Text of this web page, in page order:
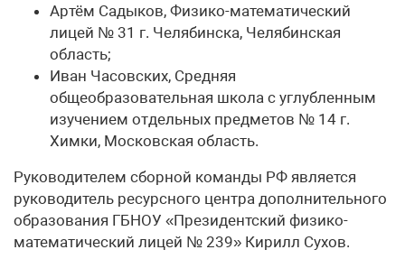
Артём Садыков, Физико-математический
лицей № 31 г. Челябинска, Челябинская
область;
Иван Часовских, Средняя
общеобразовательная школа с углубленным
изучением отдельных предметов № 14 г.
Химки, Московская область.
Руководителем сборной команды РФ является
руководитель ресурсного центра дополнительного
образования ГБНОУ «Президентский физико-
математический лицей № 239» Кирилл Сухов.